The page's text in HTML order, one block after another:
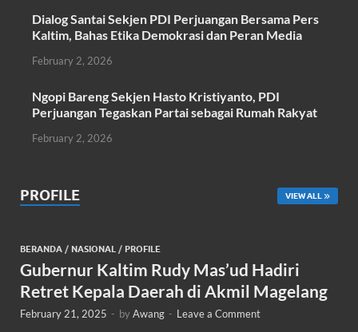
Dialog Santai Sekjen PDI Perjuangan Bersama Pers
Kaltim, Bahas Etika Demokrasi dan Peran Media
February 2, 2026
Ngopi Bareng Sekjen Hasto Kristiyanto, PDI
Perjuangan Tegaskan Partai sebagai Rumah Rakyat
February 2, 2026
PROFILE VIEW ALL
BERANDA / NASIONAL / PROFILE
Gubernur Kaltim Rudy Mas’ud Hadiri
Retret Kepala Daerah di Akmil Magelang
February 21, 2025 - byAwang - Leave a Comment